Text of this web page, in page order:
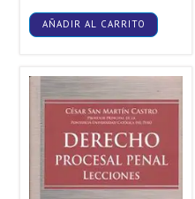
AÑADIR AL CARRITO